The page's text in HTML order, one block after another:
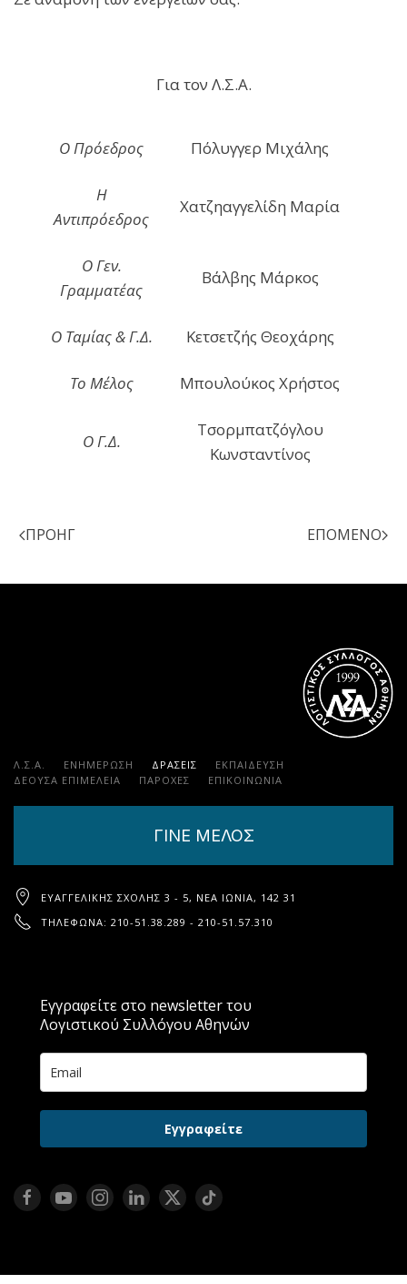
Για τον Λ.Σ.Α.
Ο Πρόεδρος Πόλυγγερ Μιχάλης
Η
Αντιπρόεδρος
Χατζηαγγελίδη Μαρία
Ο Γεν.
Γραμματέας
Βάλβης Μάρκος
Ο Ταμίας & Γ.Δ. Κετσετζής Θεοχάρης
Το Μέλος Μπουλούκος Χρήστος
Ο Γ.Δ.
Τσορμπατζόγλου
Κωνσταντίνος
ΠΡΟΗΓ ΕΠΌΜΕΝΟ
Λ.Σ.Α. ΕΝΗΜΕΡΩΣΗ ΔΡΑΣΕΙΣ
ΕΚΠΑΊΔΕΥΣΗ
ΔΕΟΥΣΑ ΕΠΙΜΕΛΕΙΑ
ΠΑΡΟΧΈΣ ΕΠΙΚΟΙΝΩΝΊΑ
ΓΙΝΕ ΜΕΛΟΣ
ΕΥΑΓΓΕΛΙΚΉΣ ΣΧΟΛΉΣ 3 - 5, ΝΈΑ ΙΩΝΊΑ, 142 31
ΤΗΛΈΦΩΝΑ: 210-51.38.289 - 210-51.57.310
Εγγραφείτε στο newsletter του
Λογιστικού Συλλόγου Αθηνών
Εγγραφείτε